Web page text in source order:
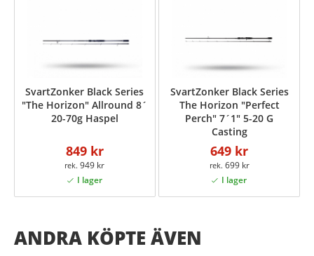
SvartZonker Black Series
"The Horizon" Allround 8´
20-70g Haspel
849 kr
949 kr
SvartZonker Black Series
The Horizon "Perfect
Perch" 7´1" 5-20 G
Casting
649 kr
699 kr
ANDRA KÖPTE ÄVEN